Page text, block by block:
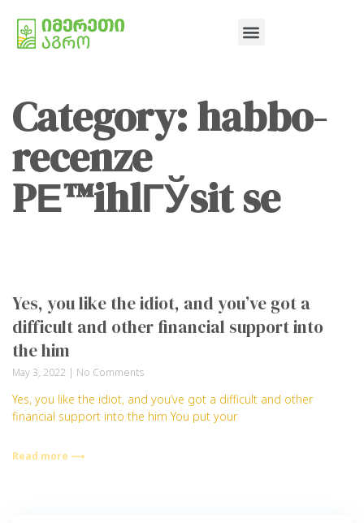
Category: habbo-
recenze
PЕ™ihlГЎsit se
Yes, you like the idiot, and you’ve got a
difficult and other financial support into
the him
May 3, 2022 No Comments
Yes, you like the idiot, and you’ve got a difficult and other
financial support into the him You put your
Read more ⟶